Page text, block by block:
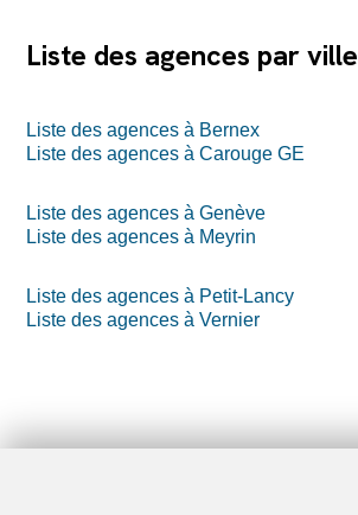
Liste des agences par ville
Liste des agences à Bernex
Liste des agences à Carouge GE
Liste des agences à Genève
Liste des agences à Meyrin
Liste des agences à Petit-Lancy
Liste des agences à Vernier